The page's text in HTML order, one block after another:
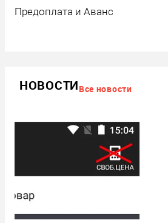
Предоплата и Аванс
НОВОСТИВсе новости